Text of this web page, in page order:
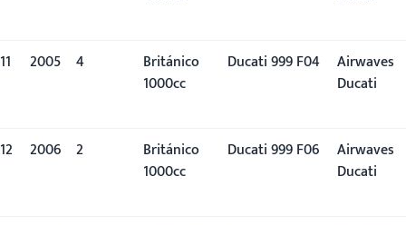
11 2005 4º
Británico
1000cc
Ducati 999 F04
Airwaves
Ducati
12 2006 2º
Británico
1000cc
Ducati 999 F06
Airwaves
Ducati